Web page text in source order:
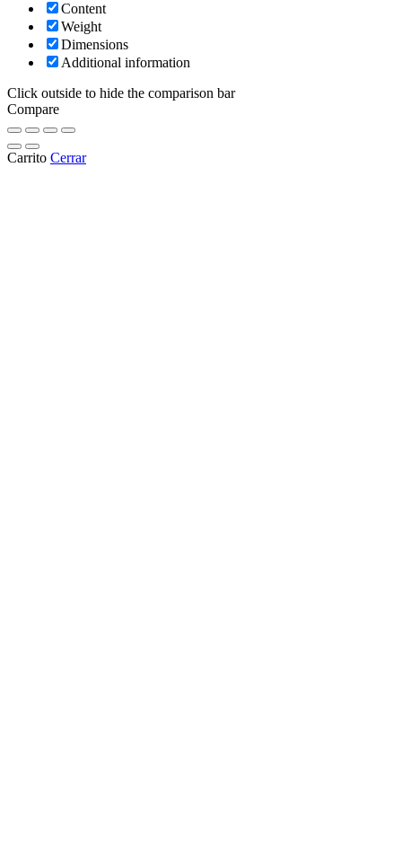
Content
Weight
Dimensions
Additional information
Click outside to hide the comparison bar
Compare
Carrito Cerrar